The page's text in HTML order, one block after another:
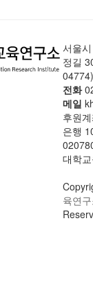
서울
정길
04774)
전화
메일
후원
은행
대학
육연